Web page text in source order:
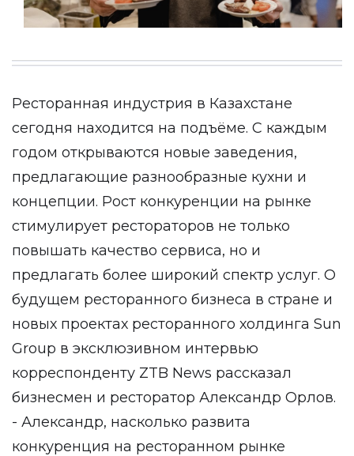
Ресторанная индустрия в Казахстане
сегодня находится на подъёме. С каждым
годом открываются новые заведения,
предлагающие разнообразные кухни и
концепции. Рост конкуренции на рынке
стимулирует рестораторов не только
повышать качество сервиса, но и
предлагать более широкий спектр услуг. О
будущем ресторанного бизнеса в стране и
новых проектах ресторанного холдинга Sun
Group в эксклюзивном интервью
корреспонденту ZTB News рассказал
бизнесмен и ресторатор Александр Орлов.
- Александр, насколько развита
конкуренция на ресторанном рынке